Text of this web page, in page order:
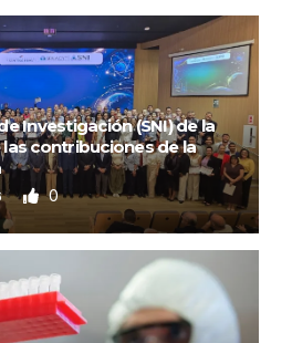
Investigación (SNI) de la
contribuciones de la
0